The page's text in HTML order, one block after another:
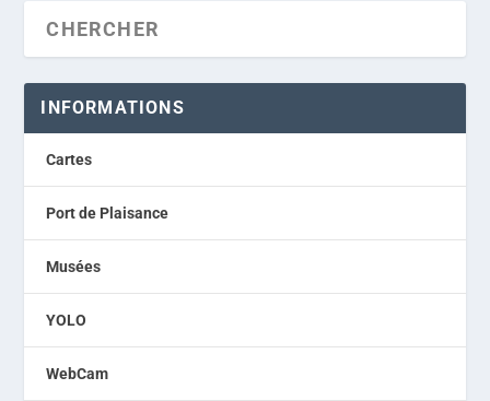
INFORMATIONS
Cartes
Port de Plaisance
Musées
YOLO
WebCam